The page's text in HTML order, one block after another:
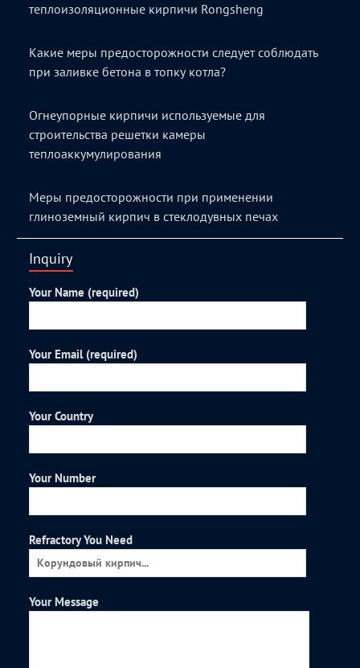
теплоизоляционные кирпичи Rongsheng
Какие меры предосторожности следует соблюдать
при заливке бетона в топку котла?
Огнеупорные кирпичи используемые для
строительства решетки камеры
теплоаккумулирования
Меры предосторожности при применении
глиноземный кирпич в стеклодувных печах
Inquiry
Your Name (required)
Your Email (required)
Your Country
Your Number
Refractory You Need
Your Message